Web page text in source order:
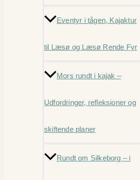
Eventyr i tågen, Kajaktur
til Læsø og Læsø Rende Fyr
Mors rundt i kajak –
Udfordringer, refleksioner og
skiftende planer
Rundt om Silkeborg – i